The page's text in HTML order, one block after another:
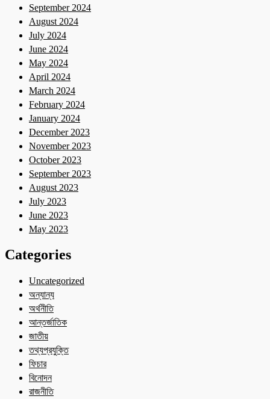
September 2024
August 2024
July 2024
June 2024
May 2024
April 2024
March 2024
February 2024
January 2024
December 2023
November 2023
October 2023
September 2023
August 2023
July 2023
June 2023
May 2023
Categories
Uncategorized
অন্যান্য
অর্থনীতি
আন্তর্জাতিক
জাতীয়
তথ্যপ্রযুক্তি
ফিচার
বিনোদন
রাজনীতি